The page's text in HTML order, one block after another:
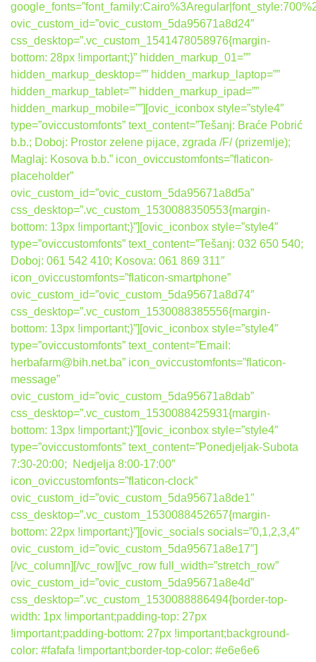
ovic_custom_id=”ovic_custom_5da95671a8d24″
css_desktop=”.vc_custom_1541478058976{margin-
bottom: 28px !important;}” hidden_markup_01=””
hidden_markup_desktop=”” hidden_markup_laptop=””
hidden_markup_tablet=”” hidden_markup_ipad=””
hidden_markup_mobile=””][ovic_iconbox style=”style4″
type=”oviccustomfonts” text_content=”Tešanj: Braće Pobrić
b.b.; Doboj: Prostor zelene pijace, zgrada /F/ (prizemlje);
Maglaj: Kosova b.b.” icon_oviccustomfonts=”flaticon-
placeholder”
ovic_custom_id=”ovic_custom_5da95671a8d5a”
css_desktop=”.vc_custom_1530088350553{margin-
bottom: 13px !important;}”][ovic_iconbox style=”style4″
type=”oviccustomfonts” text_content=”Tešanj: 032 650 540;
Doboj: 061 542 410; Kosova: 061 869 311″
icon_oviccustomfonts=”flaticon-smartphone”
ovic_custom_id=”ovic_custom_5da95671a8d74″
css_desktop=”.vc_custom_1530088385556{margin-
bottom: 13px !important;}”][ovic_iconbox style=”style4″
type=”oviccustomfonts” text_content=”Email:
herbafarm@bih.net.ba” icon_oviccustomfonts=”flaticon-
message”
ovic_custom_id=”ovic_custom_5da95671a8dab”
css_desktop=”.vc_custom_1530088425931{margin-
bottom: 13px !important;}”][ovic_iconbox style=”style4″
type=”oviccustomfonts” text_content=”Ponedjeljak-Subota
7:30-20:00; Nedjelja 8:00-17:00″
icon_oviccustomfonts=”flaticon-clock”
ovic_custom_id=”ovic_custom_5da95671a8de1″
css_desktop=”.vc_custom_1530088452657{margin-
bottom: 22px !important;}”][ovic_socials socials=”0,1,2,3,4″
ovic_custom_id=”ovic_custom_5da95671a8e17″]
[/vc_column][/vc_row][vc_row full_width=”stretch_row”
ovic_custom_id=”ovic_custom_5da95671a8e4d”
css_desktop=”.vc_custom_1530088886494{border-top-
width: 1px !important;padding-top: 27px
!important;padding-bottom: 27px !important;background-
color: #fafafa !important;border-top-color: #e6e6e6